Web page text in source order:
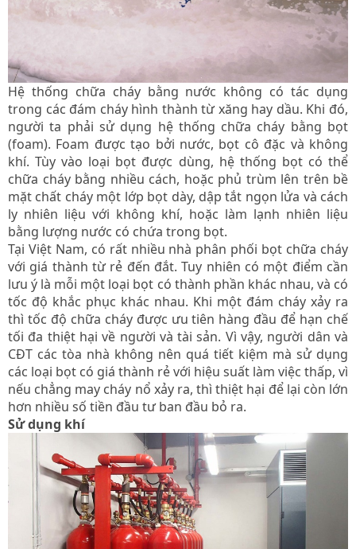
Hệ thống chữa cháy bằng nước không có tác dụng
trong các đám cháy hình thành từ xăng hay dầu. Khi đó,
người ta phải sử dụng hệ thống chữa cháy bằng bọt
(foam). Foam được tạo bởi nước, bọt cô đặc và không
khí. Tùy vào loại bọt được dùng, hệ thống bọt có thể
chữa cháy bằng nhiều cách, hoặc phủ trùm lên trên bề
mặt chất cháy một lớp bọt dày, dập tắt ngọn lửa và cách
ly nhiên liệu với không khí, hoặc làm lạnh nhiên liệu
bằng lượng nước có chứa trong bọt.
Tại Việt Nam, có rất nhiều nhà phân phối bọt chữa cháy
với giá thành từ rẻ đến đắt. Tuy nhiên có một điểm cần
lưu ý là mỗi một loại bọt có thành phần khác nhau, và có
tốc độ khắc phục khác nhau. Khi một đám cháy xảy ra
thì tốc độ chữa cháy được ưu tiên hàng đầu để hạn chế
tối đa thiệt hại về người và tài sản. Vì vậy, người dân và
CĐT các tòa nhà không nên quá tiết kiệm mà sử dụng
các loại bọt có giá thành rẻ với hiệu suất làm việc thấp, vì
nếu chẳng may cháy nổ xảy ra, thì thiệt hại để lại còn lớn
hơn nhiều số tiền đầu tư ban đầu bỏ ra.
Sử dụng khí